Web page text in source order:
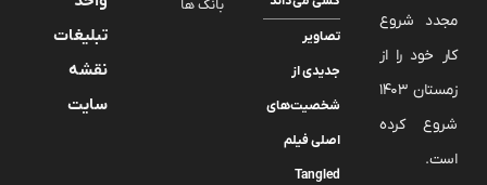
مجدد شروع
کار خود را از
زمستان 1403
شروع کرده
است.
تصاویر
جدیدی از
شخصیت‌های
اصلی فیلم
Tangled
بانک ها
تبلیغات
نقشه
سایت